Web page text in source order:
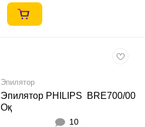
Эпилятор
Эпилятор PHILIPS BRE700/00
Оқ
10